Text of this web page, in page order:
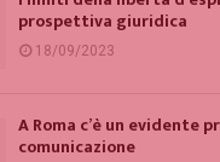
prospettiva giuridica
18/09/2023
A Roma c’è un evidente
comunicazione